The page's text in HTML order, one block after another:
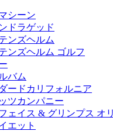
シーン
ドラゲッド
ンズヘルム
ンズヘルム ゴルフ
バム
ードカリフォルニア
ツカンパニー
ェイス & グリンプス オ
エット